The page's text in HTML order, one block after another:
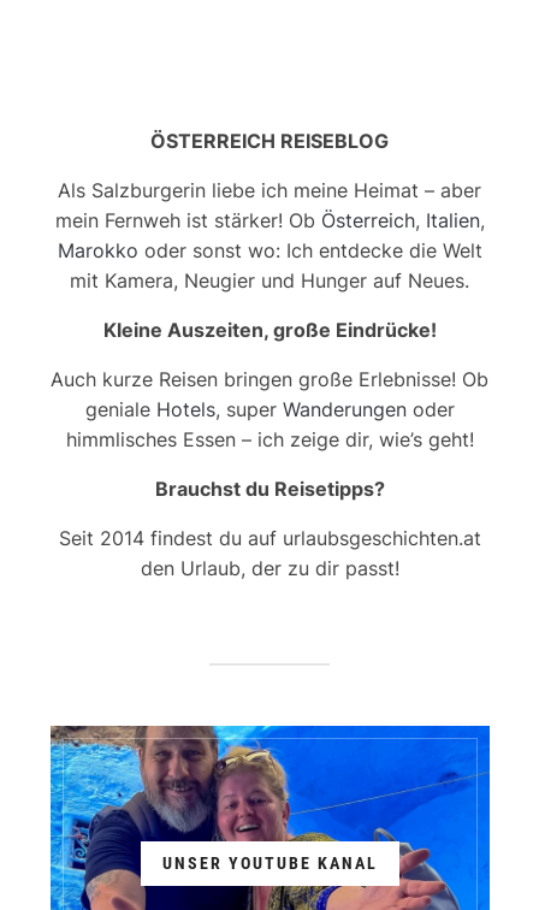
ÖSTERREICH REISEBLOG
Als Salzburgerin liebe ich meine Heimat – aber
Marokko
oder sonst wo: Ich entdecke die Welt
mit Kamera, Neugier und Hunger auf Neues.
Kleine Auszeiten, große Eindrücke!
Auch kurze Reisen bringen große Erlebnisse! Ob
Hotels , super Wanderungen
oder
himmlisches Essen – ich zeige dir, wie’s geht!